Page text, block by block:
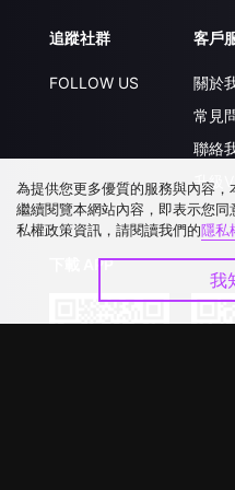
追蹤社群
FOLLOW US
客戶
關於
常見
聯絡
升級
下載 APP
為提供您更多優質的服務與內容
繼續閱覽本網站內容，即表示您
私權政策資訊，請閱讀我們的隱私
我